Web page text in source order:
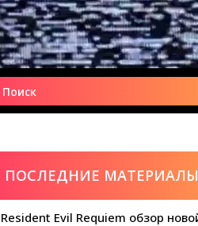
Найти:
ПОСЛЕДНИЕ МАТЕРИАЛЫ
Resident Evil Requiem обзор